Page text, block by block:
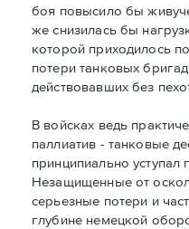
боя повысило бы
же снизилась бы
которой приходилось
потери танковых
действовавших без
В войсках ведь
паллиатив - танковые
принципиально
Незащищенные от
серьезные потери и
глубине немецкой